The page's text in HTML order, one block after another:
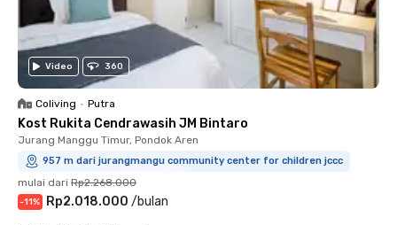
Video 360
Coliving • Putra
Kost Rukita Cendrawasih JM Bintaro
Jurang Manggu Timur, Pondok Aren
957 m dari jurangmangu community center for children jccc
mulai dari Rp2.268.000
-11% Rp2.018.000 /bulan